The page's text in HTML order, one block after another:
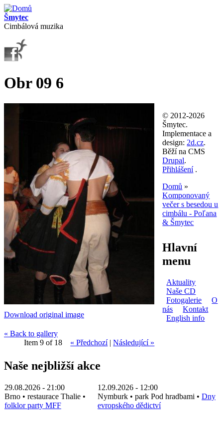
Přejít k hlavnímu obsahu
Šmytec
Cimbálová muzika
Obr 09 6
Download original image
« Back to gallery
Item 9 of 18
« Předchozí|Následující »
© 2012-2026
Šmytec.
Implementace a
design: 2d.cz.
Běží na CMS
Drupal.
Přihlášení.
Jste zde
Domů »
Komponovaný
večer s besedou u
cimbálu - Poľana
& Šmytec
Hlavní
menu
Aktuality
Naše CD
Fotogalerie
O
nás
Kontakt
English info
Naše nejbližší akce
29.08.2026 - 21:00
Brno • restaurace Thalie •
folklor party MFF
12.09.2026 - 12:00
Nymburk • park Pod hradbami • Dny
evropského dědictví